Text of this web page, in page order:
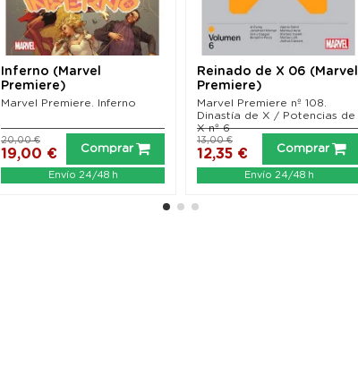
Inferno (Marvel
Premiere)
Marvel Premiere. Inferno
19,00 €
20,00 €
Comprar
Envío 24/48 h
Reinado de X 06 (Marvel
Premiere)
Marvel Premiere nº 108.
Dinastía de X / Potencias de
X nº 6
12,35 €
13,00 €
Comprar
Envío 24/48 h